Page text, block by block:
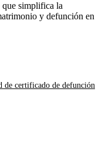
que simplifica la
y defunción en
de certificado de defunción